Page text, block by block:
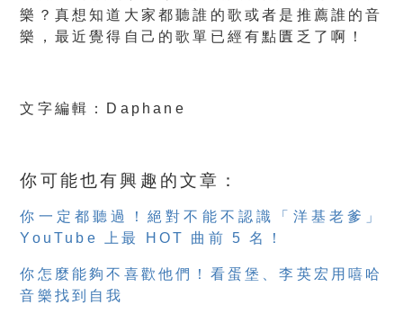
樂？真想知道大家都聽誰的歌或者是推薦誰的音
樂，最近覺得自己的歌單已經有點匱乏了啊！
文字編輯：Daphane
你可能也有興趣的文章：
你一定都聽過！絕對不能不認識「洋基老爹」
YouTube 上最 HOT 曲前 5 名！
你怎麼能夠不喜歡他們！看蛋堡、李英宏用嘻哈
音樂找到自我